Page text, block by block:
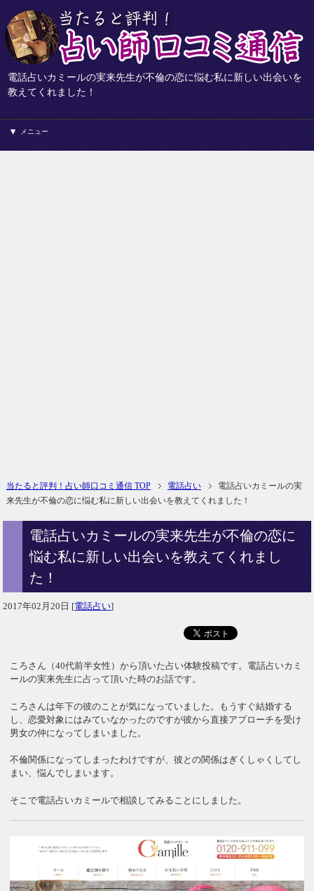
電話占いカミールの実来先生が不倫の恋に悩む私に新しい出会いを
教えてくれました！
メニュー
当たると評判！占い師口コミ通信 TOP 電話占い
電話占いカミールの実
来先生が不倫の恋に悩む私に新しい出会いを教えてくれました！
電話占いカミールの実来先生が不倫の恋に
悩む私に新しい出会いを教えてくれまし
た！
2017年02月20日 [電話占い]
ころさん（40代前半女性）から頂いた占い体験投稿です。電話占いカミ
ールの実来先生に占って頂いた時のお話です。
ころさんは年下の彼のことが気になっていました。もうすぐ結婚する
し、恋愛対象にはみていなかったのですが彼から直接アプローチを受け
男女の仲になってしまいました。
不倫関係になってしまったわけですが、彼との関係はぎくしゃくしてし
まい、悩んでしまいます。
そこで電話占いカミールで相談してみることにしました。